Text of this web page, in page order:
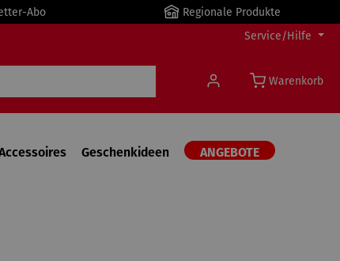
Abo
Regionale Produkte
Service/Hilfe
Warenkorb
Geschenkideen ANGEBOTE